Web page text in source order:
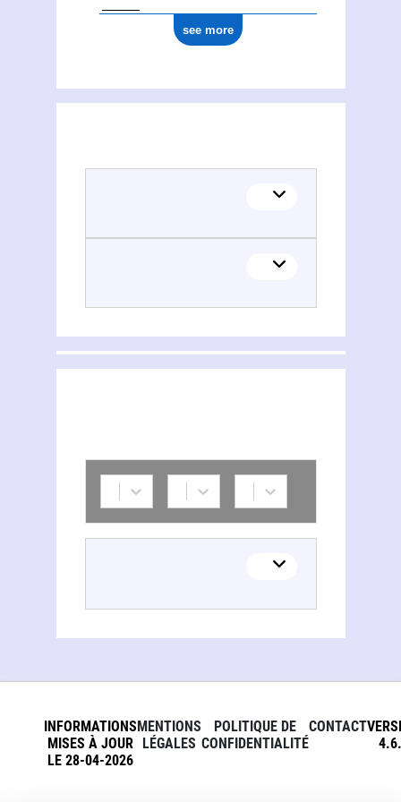
see more
INFORMATIONS
MISES À JOUR
LE 28-04-2026
MENTIONS
LÉGALES
POLITIQUE DE
CONFIDENTIALITÉ
CONTACT